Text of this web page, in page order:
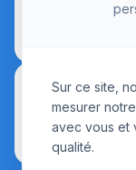
Sur ce site,
mesurer
avec vous et
qualité.